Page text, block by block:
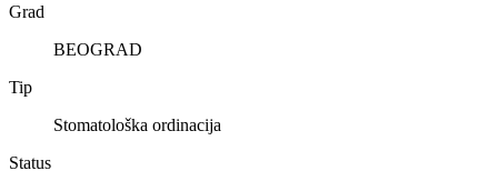
Grad
BEOGRAD
Tip
Stomatološka ordinacija
Status